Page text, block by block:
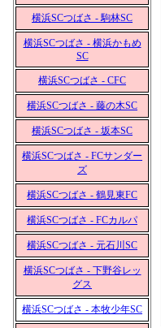
横浜SCつばさ - 駒林SC
横浜SCつばさ - 横浜かもめ
SC
横浜SCつばさ - CFC
横浜SCつばさ - 藤の木SC
横浜SCつばさ - 坂本SC
横浜SCつばさ - FCサンダー
ズ
横浜SCつばさ - 鶴見東FC
横浜SCつばさ - FCカルパ
横浜SCつばさ - 元石川SC
横浜SCつばさ - 下野谷レッ
グス
横浜SCつばさ - 本牧少年SC